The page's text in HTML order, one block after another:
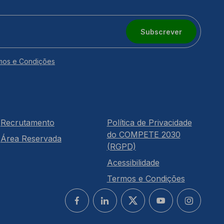
Subscrever
e Condições
Recrutamento
Área Reservada
Política de Privacidade
do COMPETE 2030
(RGPD)
Acessibilidade
Termos e Condições